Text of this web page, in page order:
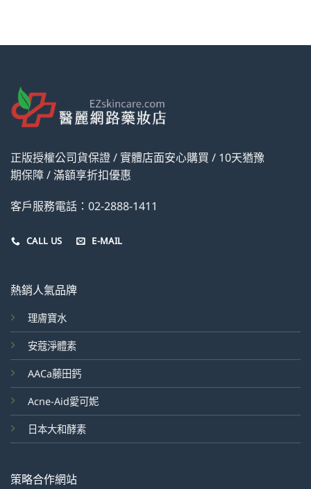
正版授權公司貨保證 / 實體店面安心購買 / 10天猶豫
期保障 / 滿額享折扣優惠
客戶服務電話：02-2888-1411
CALL US E-MAIL
熱銷人氣品牌
理膚寶水
安蔻淨體素
AACa藤田鈣
Acne-Aid愛可妮
日本大和酵素
策略合作網站